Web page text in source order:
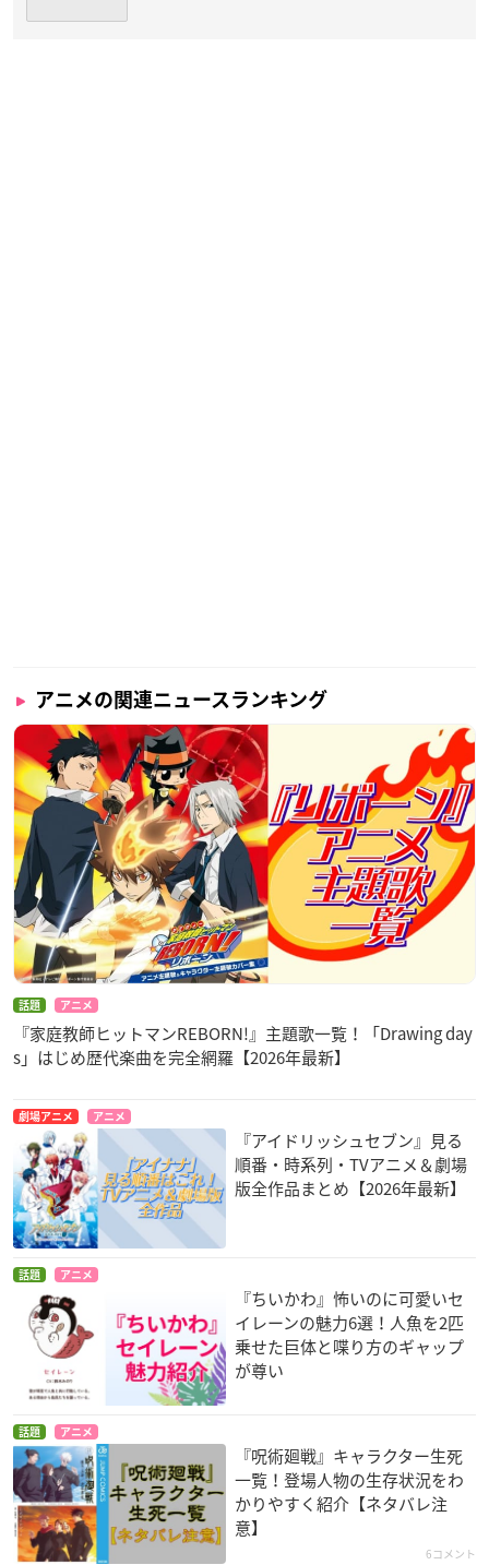
アニメの関連ニュースランキング
話題 アニメ
『家庭教師ヒットマンREBORN!』主題歌一覧！「Drawing day
s」はじめ歴代楽曲を完全網羅【2026年最新】
劇場アニメ アニメ
『アイドリッシュセブン』見る
順番・時系列・TVアニメ＆劇場
版全作品まとめ【2026年最新】
話題 アニメ
『ちいかわ』怖いのに可愛いセ
イレーンの魅力6選！人魚を2匹
乗せた巨体と喋り方のギャップ
が尊い
話題 アニメ
『呪術廻戦』キャラクター生死
一覧！登場人物の生存状況をわ
かりやすく紹介【ネタバレ注
意】
6コメント